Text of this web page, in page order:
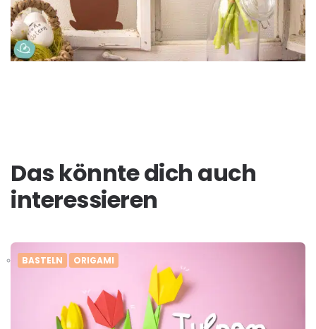
Das könnte dich auch
interessieren
BASTELN ORIGAMI